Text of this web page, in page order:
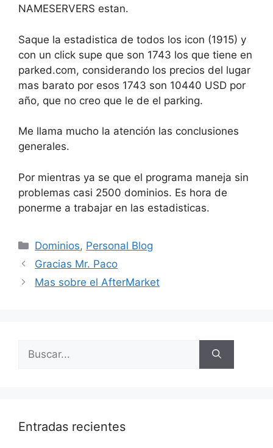
NAMESERVERS estan.
Saque la estadistica de todos los icon (1915) y
con un click supe que son 1743 los que tiene en
parked.com, considerando los precios del lugar
mas barato por esos 1743 son 10440 USD por
año, que no creo que le de el parking.
Me llama mucho la atención las conclusiones
generales.
Por mientras ya se que el programa maneja sin
problemas casi 2500 dominios. Es hora de
ponerme a trabajar en las estadisticas.
Categorías
Dominios, Personal Blog
Gracias Mr. Paco
Mas sobre el AfterMarket
Entradas recientes